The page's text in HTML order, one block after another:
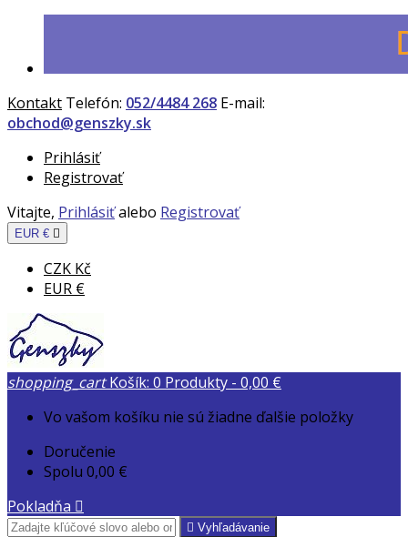
Kontakt Telefón: 052/4484 268 E-mail:
obchod@genszky.sk
Prihlásiť
Registrovať
Vitajte, Prihlásiťalebo Registrovať
EUR € 
CZK Kč
EUR €
shopping_cart Košík: 0 Produkty - 0,00 €
Vo vašom košíku nie sú žiadne ďalšie položky
Doručenie
Spolu 0,00 €
Pokladňa 
 Vyhľadávanie